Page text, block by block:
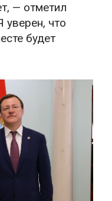
— отметил
уверен, что
будет